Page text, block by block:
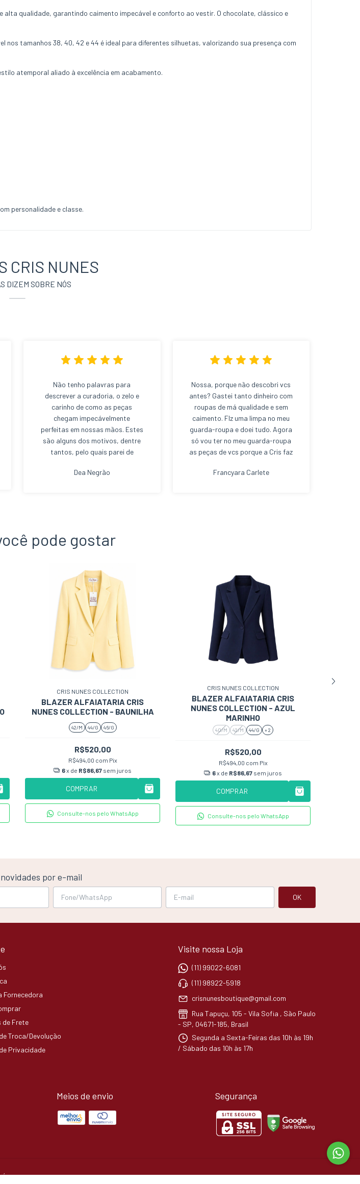
qualidade, garantindo caimento impecável e conforto ao vestir. O chocolate, clássico e
tamanhos 38, 40, 42 e 44 é ideal para diferentes silhuetas, valorizando sua presença com
atemporal aliado à excelência em acabamento.
personalidade e classe.
CRIS NUNES
DIZEM SOBRE NÓS
Não tenho palavras para
descrever a curadoria, o zelo e
carinho de como as peças
chegam impecávelmente
perfeitas em nossas mãos. Estes
são alguns dos motivos, dentre
tantos, pelo quais parei de
hoje sou viciada nas terças e
Cris Nunes e à toda equipe.
Dea Negrão
Nossa, porque não descobri vcs
antes? Gastei tanto dinheiro com
roupas de má qualidade e sem
caimento. FIz uma limpa no meu
guarda-roupa e doei tudo. Agora
só vou ter no meu guarda-roupa
as peças de vcs porque a Cris faz
compro sabendo que é tudo de
Francyara Carlete
pode gostar
CRIS NUNES COLLECTION
BLAZER ALFAIATARIA CRIS
NUNES COLLECTION - BAUNILHA
42/M 44/G 46/G
R$520,00
R$494,00 com Pix
6x de R$86,67 sem juros
COMPRAR
Consulte-nos pelo WhatsApp
CRIS NUNES COLLECTION
BLAZER ALFAIATARIA CRIS
NUNES COLLECTION - AZUL
MARINHO
40/M 42/M 44/G + 2
R$520,00
R$494,00 com Pix
6x de R$86,67 sem juros
COMPRAR
Consulte-nos pelo WhatsApp
por e-mail
Fornecedora
de Frete
Troca/Devolução
Privacidade
Visite nossa Loja
(11) 99022-6081
(11) 98922-5918
crisnunesboutique@gmail.com
Rua Tapuçu, 105 - Vila Sofia , São Paulo
- SP, 04671-185, Brasil
Segunda a Sexta-Feiras das 10h às 19h
/ Sábado das 10h às 17h
Meios de envio Segurança